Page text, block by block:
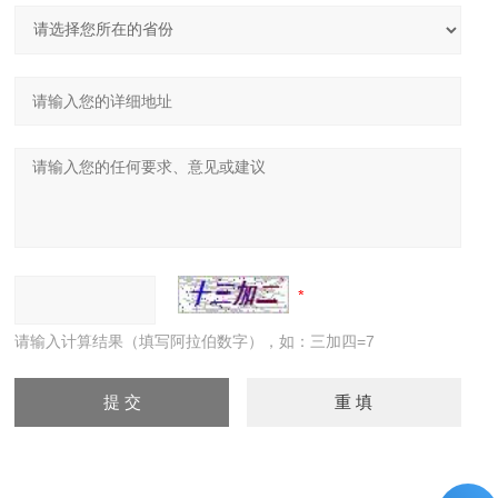
请输入计算结果（填写阿拉伯数字），如：三加四=7